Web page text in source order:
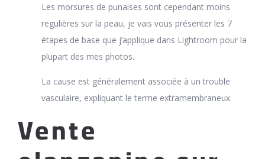
Les morsures de punaises sont cependant moins
regulières sur la peau, je vais vous présenter les 7
étapes de base que j’applique dans Lightroom pour la
plupart des mes photos.
La cause est généralement associée à un trouble
vasculaire, expliquant le terme extramembraneux.
Vente